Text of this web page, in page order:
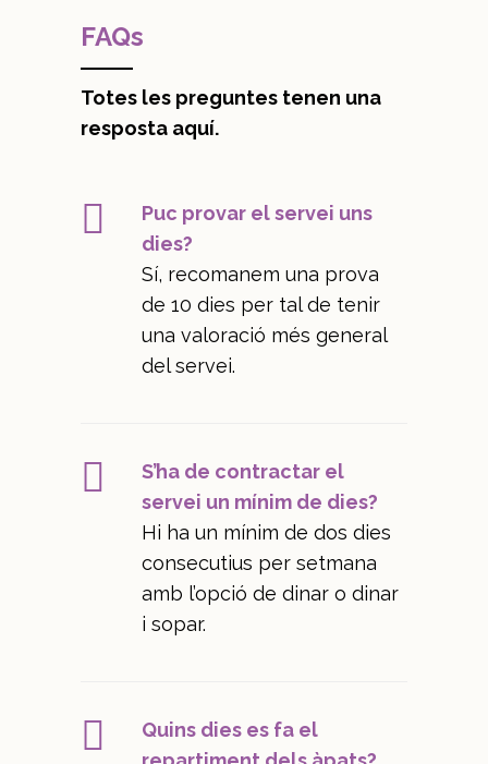
FAQs
Totes les preguntes tenen una
resposta aquí.
Puc provar el servei uns
dies?
Sí, recomanem una prova
de 10 dies per tal de tenir
una valoració més general
del servei.
S’ha de contractar el
servei un mínim de dies?
Hi ha un mínim de dos dies
consecutius per setmana
amb l’opció de dinar o dinar
i sopar.
Quins dies es fa el